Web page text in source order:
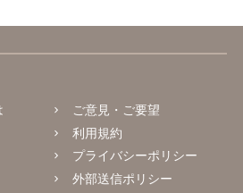
ご意見・ご要望
利用規約
プライバシーポリシー
外部送信ポリシー